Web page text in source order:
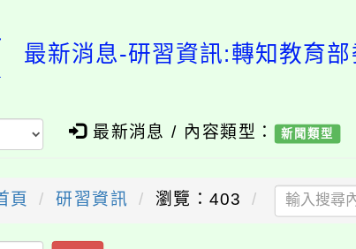
最新消息-研習資訊:轉知教育
最新消息 / 內容類型： 新聞類型
頁 研習資訊 瀏覽：403